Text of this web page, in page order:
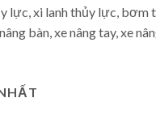
lực, xi lanh thủy lực, bơm
bàn, xe nâng tay, xe